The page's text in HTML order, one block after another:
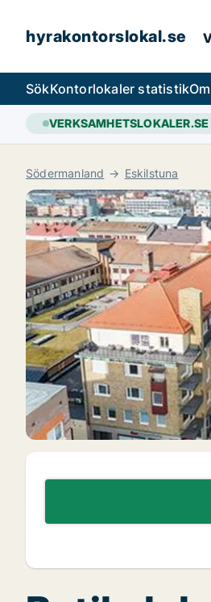
hyrakontorslokal.se
SökKontorlokaler statistik
VERKSAMHETSLOKALER.SE
Södermanland Eskilstuna